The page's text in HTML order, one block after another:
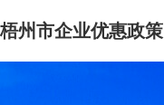
梧州市企业优惠政策